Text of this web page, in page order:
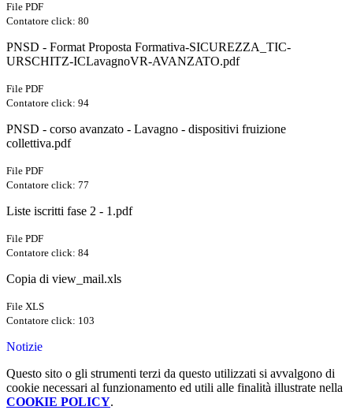
File PDF
Contatore click: 80
PNSD - Format Proposta Formativa-SICUREZZA_TIC-
URSCHITZ-ICLavagnoVR-AVANZATO.pdf
File PDF
Contatore click: 94
PNSD - corso avanzato - Lavagno - dispositivi fruizione
collettiva.pdf
File PDF
Contatore click: 77
Liste iscritti fase 2 - 1.pdf
File PDF
Contatore click: 84
Copia di view_mail.xls
File XLS
Contatore click: 103
Notizie
Questo sito o gli strumenti terzi da questo utilizzati si avvalgono di
cookie necessari al funzionamento ed utili alle finalità illustrate nella
COOKIE POLICY.